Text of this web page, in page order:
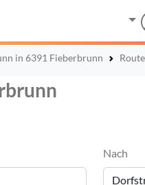
in 6391 Fieberbrunn Route
Nach